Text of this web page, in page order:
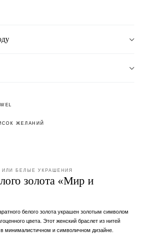
ЖЕЛАНИЙ
БЕЛЫЕ УКРАШЕНИЯ
золота «Мир и
белого золота украшен золотым символом
цвета. Этот женский браслет из нитей
минималистичном и символичном дизайне.